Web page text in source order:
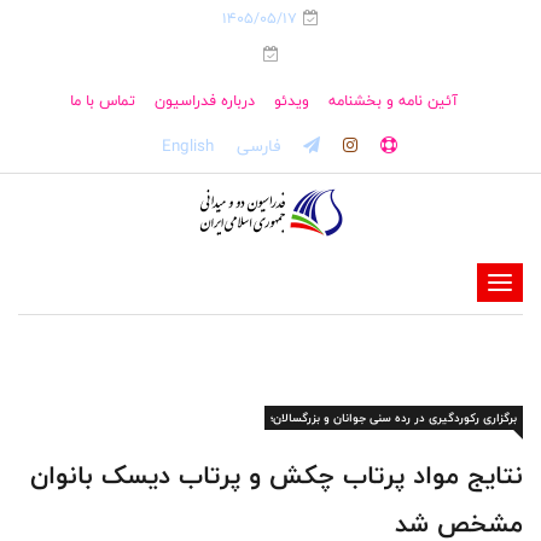
1405/05/17
آئین نامه و بخشنامه ویدئو درباره فدراسیون تماس با ما
فارسی English
-
-
-
-
برگزاری رکوردگیری در رده‌ سنی جوانان و بزرگسالان؛
نتایج مواد پرتاب چکش و پرتاب دیسک بانوان
مشخص شد